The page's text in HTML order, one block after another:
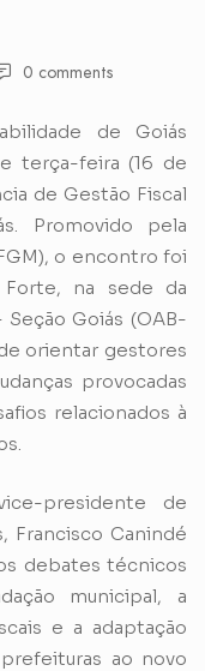
0 comments
de Goiás
terça-feira (16 de
de Gestão Fiscal
Promovido pela
o encontro foi
na sede da
Goiás (OAB-
orientar gestores
provocadas
relacionados à
presidente de
Francisco Canindé
debates técnicos
municipal, a
e a adaptação
ao novo